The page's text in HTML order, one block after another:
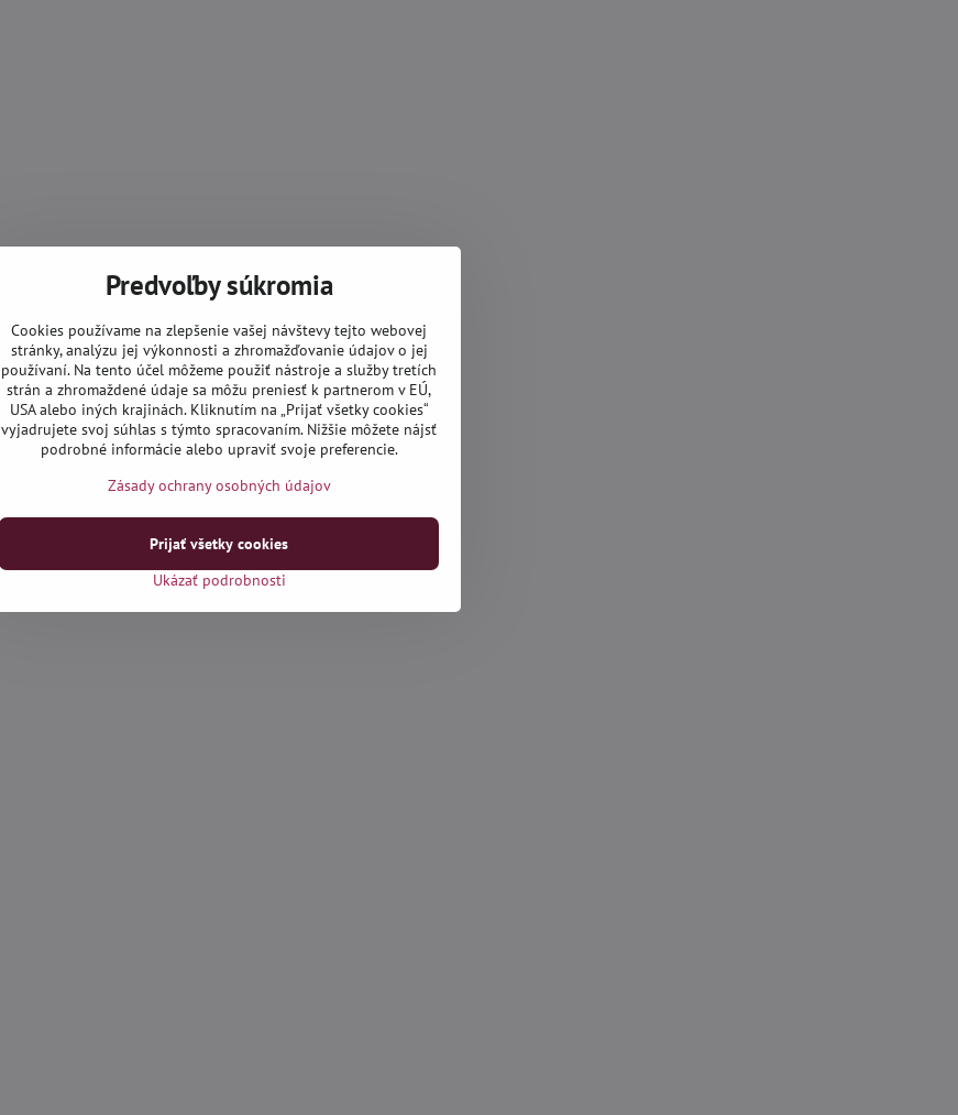
Predvoľby súkromia
Cookies používame na zlepšenie vašej návštevy tejto webovej
stránky, analýzu jej výkonnosti a zhromažďovanie údajov o jej
používaní. Na tento účel môžeme použiť nástroje a služby tretích
strán a zhromaždené údaje sa môžu preniesť k partnerom v EÚ,
USA alebo iných krajinách. Kliknutím na „Prijať všetky cookies“
vyjadrujete svoj súhlas s týmto spracovaním. Nižšie môžete nájsť
podrobné informácie alebo upraviť svoje preferencie.
Zásady ochrany osobných údajov
Ukázať podrobnosti
Prijať všetky cookies